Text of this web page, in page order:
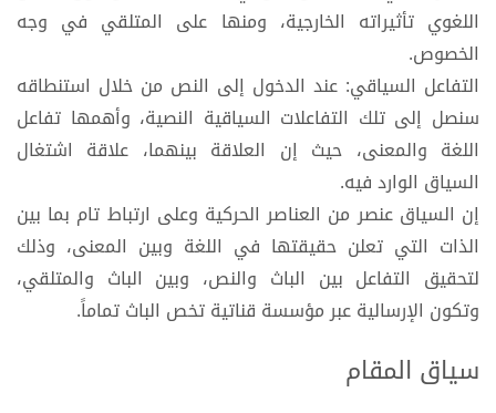
اللغوي تأثيراته الخارجية، ومنها على المتلقي في وجه
الخصوص.
التفاعل السياقي: عند الدخول إلى النص من خلال استنطاقه
سنصل إلى تلك التفاعلات السياقية النصية، وأهمها تفاعل
اللغة والمعنى، حيث إن العلاقة بينهما، علاقة اشتغال
السياق الوارد فيه.
إن السياق عنصر من العناصر الحركية وعلى ارتباط تام بما بين
الذات التي تعلن حقيقتها في اللغة وبين المعنى، وذلك
لتحقيق التفاعل بين الباث والنص، وبين الباث والمتلقي،
وتكون الإرسالية عبر مؤسسة قناتية تخص الباث تماماً.
سياق المقام